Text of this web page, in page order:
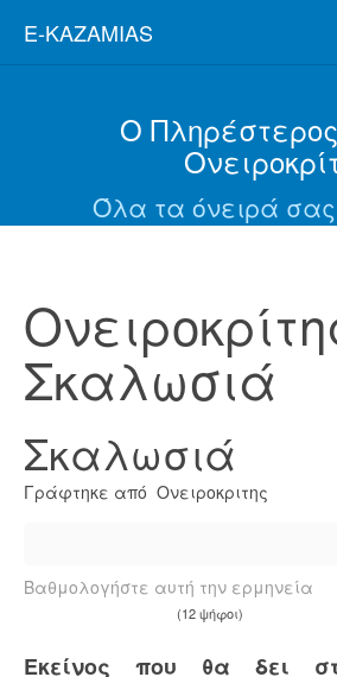
E-KAZAMIAS
Ο
Όλα τα όνειρά σας
Σκαλωσιά
Σκαλωσιά
Γράφτηκε από Ονειροκριτης
Βαθμολογήστε αυτή την ερμηνεία
(12 ψήφοι)
Εκείνος που θα δει